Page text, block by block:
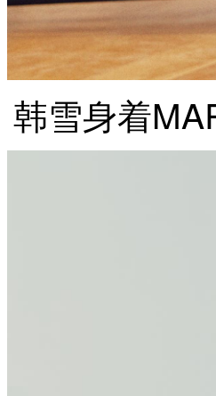
韩雪身着